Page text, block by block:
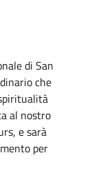
di San
che
al nostro
e sarà
per